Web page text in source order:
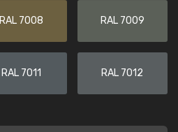
RAL 7008 RAL 7009
RAL 7011 RAL 7012